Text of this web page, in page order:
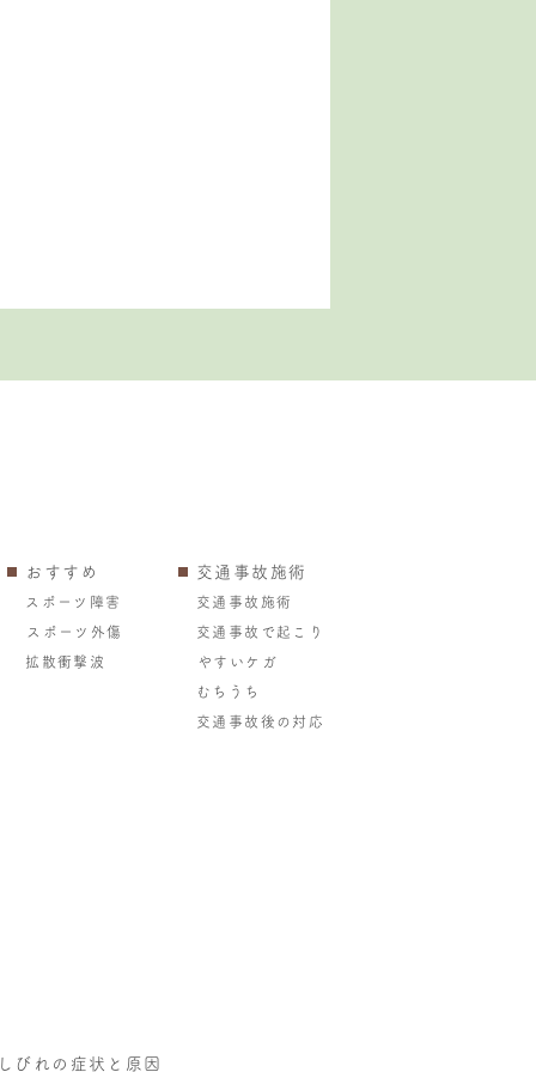
おすすめ
スポーツ障害
スポーツ外傷
拡散衝撃波
交通事故施術
交通事故施術
交通事故で起こり
やすいケガ
むちうち
交通事故後の対応
びれの症状と原因